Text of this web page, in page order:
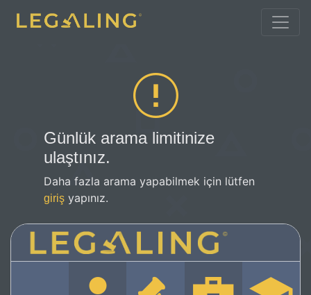
Günlük arama limitinize
ulaştınız.
Daha fazla arama yapabilmek için lütfen
giriş yapınız.